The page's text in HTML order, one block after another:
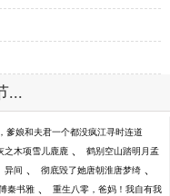
...
爹娘和夫君一个都没疯江寻时连道
之木项雪儿鹿鹿 、 鹤别空山踏明月孟
异间 、 彻底毁了她唐朝淮唐梦绮 、
秦书雅 、 重生八零，爸妈！我自有我